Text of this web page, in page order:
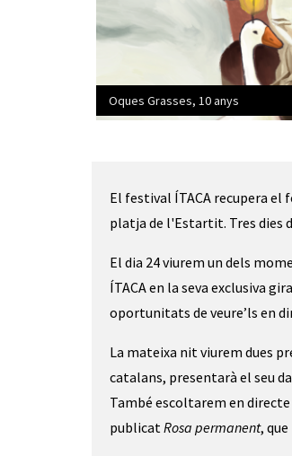
Oques Grasses, 10 anys
El festival ÍTACA recupera el
platja de l'Estartit. Tres dies
El dia 24 viurem un dels
ÍTACA en la seva exclusiva
oportunitats de veure’ls en
La mateixa nit viurem dues
catalans, presentarà el seu
També escoltarem en
publicat Rosa permanent,